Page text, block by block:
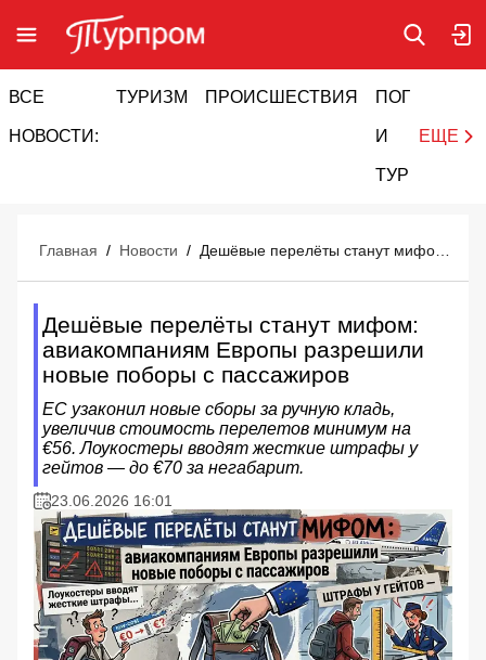
ВСЕ
НОВОСТИ:
ТУРИЗМ ПРОИСШЕСТВИЯ ПОГОДА
И
ТУРИЗМ
ЕЩЕ
Главная / Новости /
Дешёвые перелёты станут мифом:
авиакомпаниям Европы разрешили
новые поборы с пассажиров
ЕС узаконил новые сборы за ручную кладь,
увеличив стоимость перелетов минимум на
€56. Лоукостеры вводят жесткие штрафы у
гейтов — до €70 за негабарит.
23.06.2026 16:01